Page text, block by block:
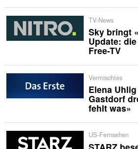
TV-News
Sky bringt
Update:
Free-TV
Vermischtes
Elena
Gastdorf
fehlt was»
US-Fernsehen